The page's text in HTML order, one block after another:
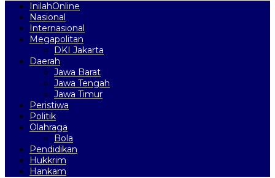
InilahOnline
Nasional
Internasional
Megapolitan
DKI Jakarta
Daerah
Jawa Barat
Jawa Tengah
Jawa Timur
Peristiwa
Politik
Olahraga
Bola
Pendidikan
Hukkrim
Hankam